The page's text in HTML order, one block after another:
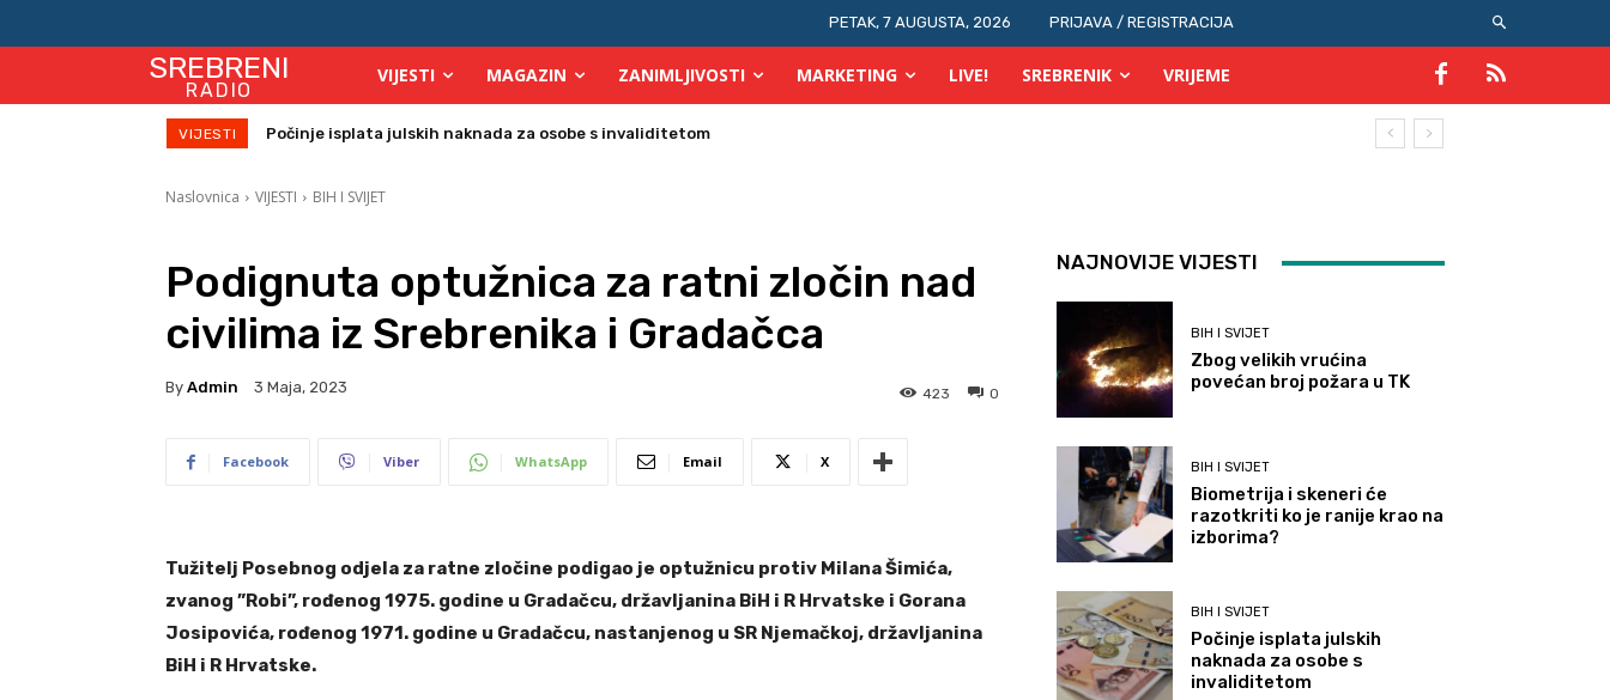
PETAK, 7 AUGUSTA, 2026 PRIJAVA / REGISTRACIJA
SREBRENI
RADIO
VIJESTI MAGAZIN ZANIMLJIVOSTI MARKETING LIVE! SREBRENIK VRIJEME
VIJESTI Počinje isplata julskih naknada za osobe s invaliditetom
Naslovnica VIJESTI BIH I SVIJET
Podignuta optužnica za ratni zločin nad
civilima iz Srebrenika i Gradačca
By Admin 3 Maja, 2023 0
423
Facebook Viber WhatsApp Email X
Tužitelj Posebnog odjela za ratne zločine podigao je optužnicu protiv Milana Šimića,
zvanog ”Robi”, rođenog 1975. godine u Gradačcu, državljanina BiH i R Hrvatske i Gorana
Josipovića, rođenog 1971. godine u Gradačcu, nastanjenog u SR Njemačkoj, državljanina
BiH i R Hrvatske.
NAJNOVIJE VIJESTI
BIH I SVIJET
Zbog velikih vrućina
povećan broj požara u TK
BIH I SVIJET
Biometrija i skeneri će
razotkriti ko je ranije krao na
izborima?
BIH I SVIJET
Počinje isplata julskih
naknada za osobe s
invaliditetom